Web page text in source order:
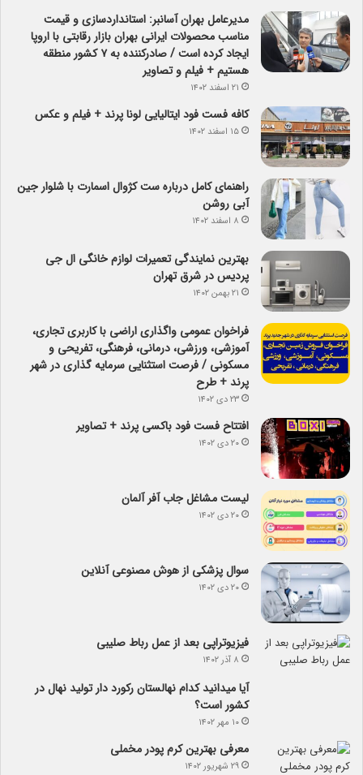
مدیرعامل بهران آسانبر: استانداردسازی و قیمت
مناسب محصولات ایرانی بهران بازار رقابتی با اروپا
ایجاد کرده است / صادرکننده به ۷ کشور منطقه
هستیم + فیلم و تصاویر
۲۱ اسفند ۱۴۰۲
کافه فست فود ایتالیایی لونا پرند + فیلم و عکس
۱۵ اسفند ۱۴۰۲
راهنمای کامل درباره ست کژوال اسمارت با شلوار جین
آبی روشن
۸ اسفند ۱۴۰۲
بهترین نمایندگی تعمیرات لوازم خانگی ال جی
پردیس در شرق تهران
۲۱ بهمن ۱۴۰۲
فراخوان عمومی واگذاری اراضی با کاربری تجاری،
آموزشی، ورزشی، درمانی، فرهنگی، تفریحی و
مسکونی / فرصت استثنایی سرمایه گذاری در شهر
پرند + طرح
۲۳ دی ۱۴۰۲
افتتاح فست فود باکسی پرند + تصاویر
۲۰ دی ۱۴۰۲
لیست مشاغل جاب آفر آلمان
۲۰ دی ۱۴۰۲
سوال پزشکی از هوش مصنوعی آنلاین
۲۰ دی ۱۴۰۲
فیزیوتراپی بعد از عمل رباط صلیبی
۸ آذر ۱۴۰۲
آیا می­دانید کدام نهالستان رکورد دار تولید نهال­ در
کشور است؟
۱۰ مهر ۱۴۰۲
معرفی بهترین کرم پودر مخملی
۲۹ شهریور ۱۴۰۲